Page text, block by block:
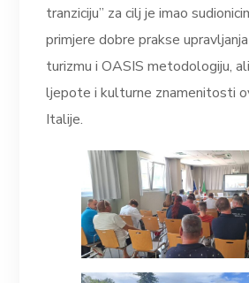
tranziciju” za cilj je imao
primjere dobre prakse
turizmu i OASIS metodologiju,
ljepote i kulturne znamenitosti
Italije.